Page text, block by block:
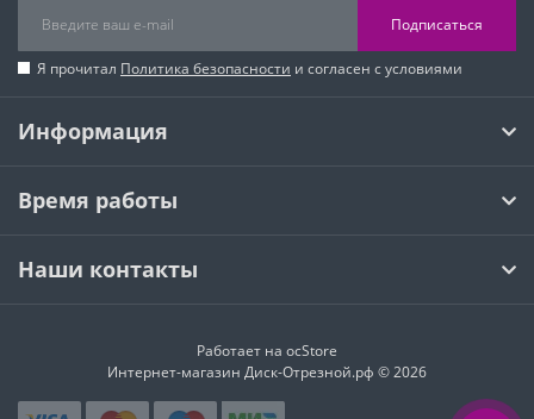
Подписаться
Я прочитал Политика безопасности и согласен с условиями
Информация
Время работы
Наши контакты
Работает на ocStore
Интернет-магазин Диск-Отрезной.рф © 2026